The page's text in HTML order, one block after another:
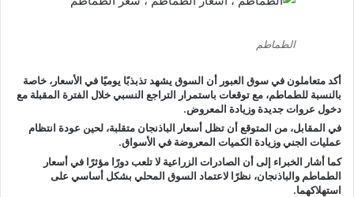
الطماطم
أكد متعاملون في سوق العبور أن السوق يشهدتذبذبًا يوميًا في الأسعار ، خاصة
بالنسبة للطماطم، مع توقعات باستمرار التراجع النسبي خلال الفترة المقبلة مع
دخول عروات جديدة وزيادة المعروض.
في المقابل، من المتوقع أن تظل أسعار الباذنجان متقلبة، لحين عودة انتظام
عمليات الجني وزيادة الكميات المعروضة في الأسواق.
كما أشار الخبراء إلى أن الصادرات الزراعية لا تلعب دورًا مؤثرًا في أسعار
الطماطم والباذنجان، نظرًا لاعتماد السوق المحلي بشكل أساسي على
استهلاكهما.